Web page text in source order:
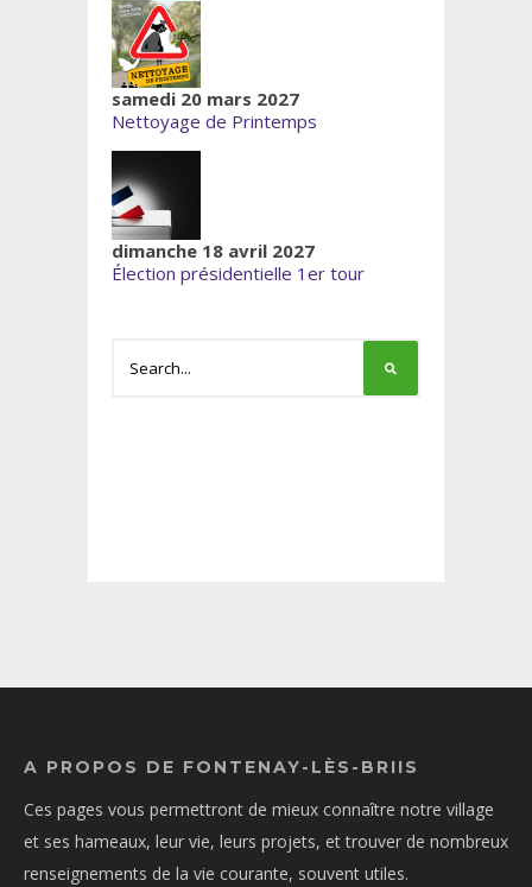
samedi 20 mars 2027
Nettoyage de Printemps
dimanche 18 avril 2027
Élection présidentielle 1er tour
A PROPOS DE FONTENAY-LÈS-BRIIS
Ces pages vous permettront de mieux connaître notre village
et ses hameaux, leur vie, leurs projets, et trouver de nombreux
renseignements de la vie courante, souvent utiles.